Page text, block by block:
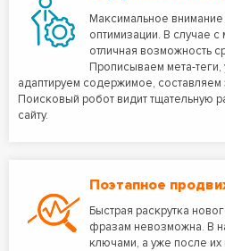
Максимальное
оптимизации. В случае
отличная возможность
Прописываем мета-теги,
адаптируем содержимое, составляем
Поисковый робот видит тщательную
сайту.
Поэтапное
Быстрая раскрутка
фразам невозможна. В
ключами, а уже после